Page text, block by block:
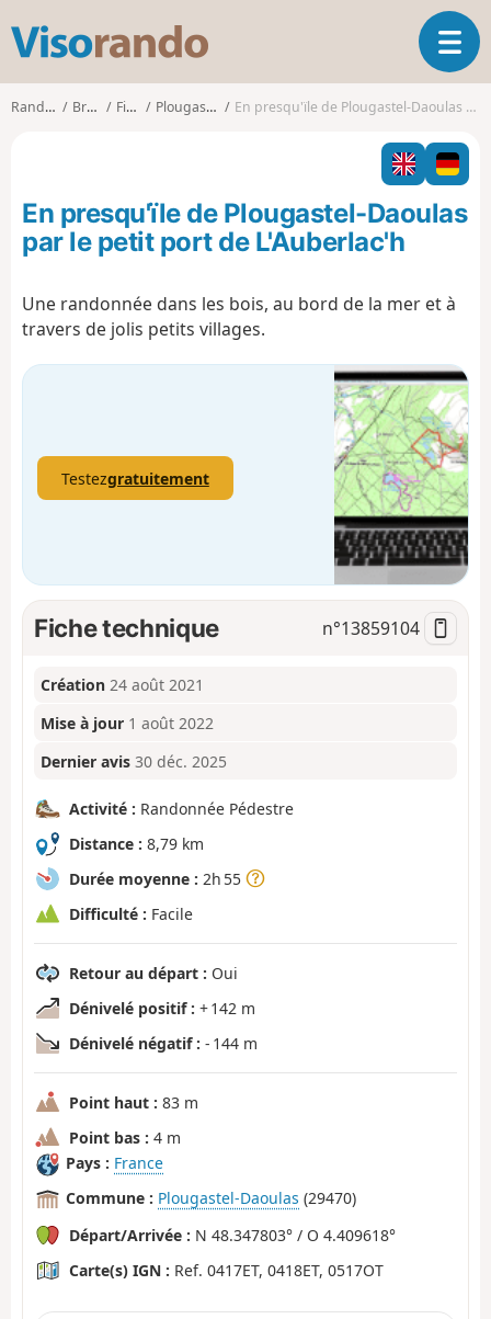
s
o
O
u
i
r
l
a
i
t
i
o
n
Randonnées Bretagne Finistère Plougastel-Daoulas En presqu'ïle de Plougastel-Daoulas par le petit port de L'Auberlac'h
En presqu'ïle de Plougastel-Daoulas
par le petit port de L'Auberlac'h
Une randonnée dans les bois, au bord de la mer et à
travers de jolis petits villages.
Testezgratuitement
Fiche technique n°13859104
Création 24 août 2021
Mise à jour 1 août 2022
Dernier avis 30 déc. 2025
Activité : Randonnée Pédestre
Distance : 8,79 km
Durée moyenne : 2h 55
Difficulté : Facile
Retour au départ : Oui
Dénivelé positif : + 142 m
Dénivelé négatif : - 144 m
Point haut : 83 m
Point bas : 4 m
Pays : France
Commune : Plougastel-Daoulas (29470)
Départ/Arrivée : N 48.347803° / O 4.409618°
Carte(s) IGN : Ref. 0417ET, 0418ET, 0517OT